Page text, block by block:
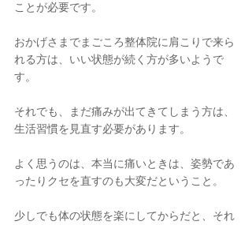
ことが必要です。
おかげさまでまごころ整体院に肩こりで来ら
れる方は、いい状態が続く方が多いようで
す。
それでも、まだ痛みが出てきてしまう方は、
生活習慣を見直す必要があります。
よく思うのは、本当に痛いときは、姿勢であ
ったりクセを直すのも大変だということ。
少しでも体の状態を楽にしてからだと、それ